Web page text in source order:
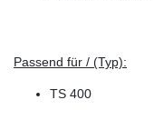
Passend für / (Typ):
TS 400